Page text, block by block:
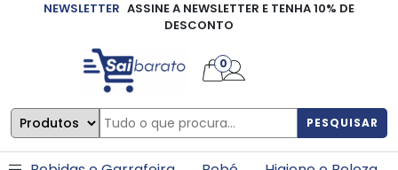
NEWSLETTER ASSINE A NEWSLETTER E TENHA 10% DE
DESCONTO
PESQUISAR
0